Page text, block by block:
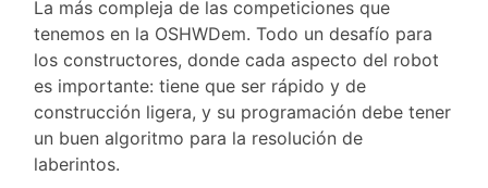
La más compleja de las competiciones que
tenemos en la OSHWDem. Todo un desafío para
los constructores, donde cada aspecto del robot
es importante: tiene que ser rápido y de
construcción ligera, y su programación debe tener
un buen algoritmo para la resolución de
laberintos.